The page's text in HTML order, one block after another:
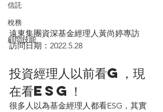
信託
稅務
顧問技能
遠東集團資深基金經理人黃尚婷專訪
訪問日期：2022.5.28
投資經理人以前看G，現
在看ESG！
很多人以為基金經理人都看ESG，其實